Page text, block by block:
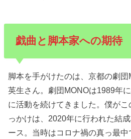
戯曲と脚本家への期待
脚本を手がけたのは、京都の劇
英生さん。劇団MONOは1989年
に活動を続けてきました。僕が
っかけは、2020年に行われた結
ース。当時はコロナ禍の真っ最